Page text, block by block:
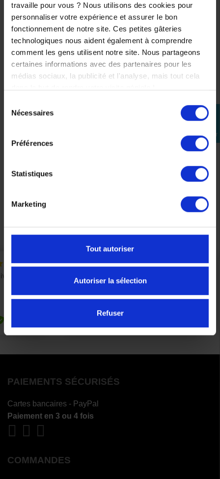
travaille pour vous ? Nous utilisons des cookies pour
personnaliser votre expérience et assurer le bon
fonctionnement de notre site. Ces petites gâteries
technologiques nous aident également à comprendre
comment les gens utilisent notre site. Nous partageons
certaines informations avec des partenaires pour les
médias sociaux, la publicité et l'analyse, mais tout cela
Nécessaires
Préférences
Statistiques
Marketing
Tout autoriser
Autoriser la sélection
Refuser
perm_identity
connecter
Batterie BS BTX9 12V 8,4Ah SLA sans entretien
PAIEMENTS SÉCURISÉS
Cartes bancaires - PayPal
Paiement en 3 ou 4 fois
COMMANDES